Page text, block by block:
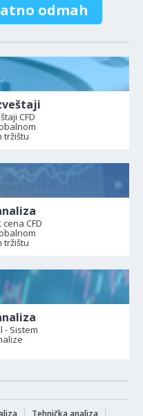
odmah
CFD
tržištu
CFD
tržištu
- Sistem